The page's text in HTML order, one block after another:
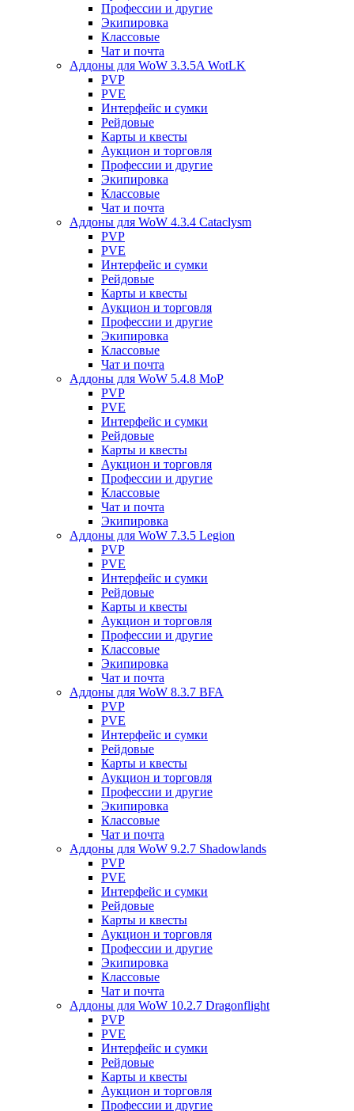
Профессии и другие
Экипировка
Классовые
Чат и почта
Аддоны для WoW 3.3.5A WotLK
PVP
PVE
Интерфейс и сумки
Рейдовые
Карты и квесты
Аукцион и торговля
Профессии и другие
Экипировка
Классовые
Чат и почта
Аддоны для WoW 4.3.4 Cataclysm
PVP
PVE
Интерфейс и сумки
Рейдовые
Карты и квесты
Аукцион и торговля
Профессии и другие
Экипировка
Классовые
Чат и почта
Аддоны для WoW 5.4.8 MoP
PVP
PVE
Интерфейс и сумки
Рейдовые
Карты и квесты
Аукцион и торговля
Профессии и другие
Классовые
Чат и почта
Экипировка
Аддоны для WoW 7.3.5 Legion
PVP
PVE
Интерфейс и сумки
Рейдовые
Карты и квесты
Аукцион и торговля
Профессии и другие
Классовые
Экипировка
Чат и почта
Аддоны для WoW 8.3.7 BFA
PVP
PVE
Интерфейс и сумки
Рейдовые
Карты и квесты
Аукцион и торговля
Профессии и другие
Экипировка
Классовые
Чат и почта
Аддоны для WoW 9.2.7 Shadowlands
PVP
PVE
Интерфейс и сумки
Рейдовые
Карты и квесты
Аукцион и торговля
Профессии и другие
Экипировка
Классовые
Чат и почта
Аддоны для WoW 10.2.7 Dragonflight
PVP
PVE
Интерфейс и сумки
Рейдовые
Карты и квесты
Аукцион и торговля
Профессии и другие